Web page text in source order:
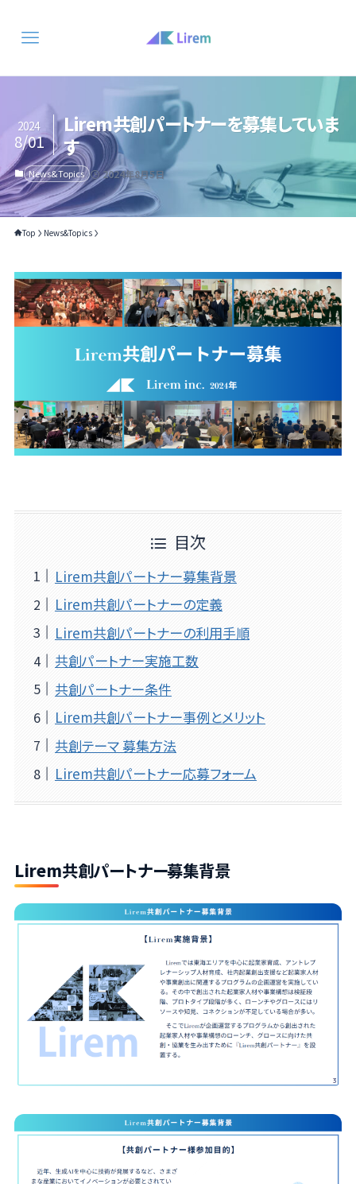
Lirem共創パートナーを募集していま
す
2024
8/01
News&Topics 2024年8月5日
Top News&Topics
目次
Lirem共創パートナー募集背景
Lirem共創パートナーの定義
Lirem共創パートナーの利用手順
共創パートナー実施工数
共創パートナー条件
Lirem共創パートナー事例とメリット
共創テーマ 募集方法
Lirem共創パートナー応募フォーム
Lirem共創パートナー募集背景